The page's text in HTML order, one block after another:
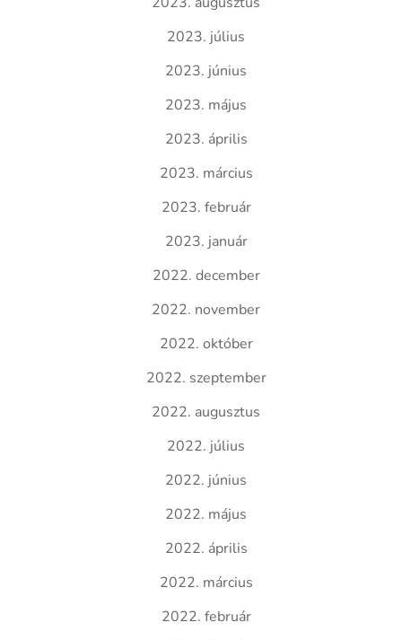
2023. július
2023. június
2023. május
2023. április
2023. március
2023. február
2023. január
2022. december
2022. november
2022. október
2022. szeptember
2022. augusztus
2022. július
2022. június
2022. május
2022. április
2022. március
2022. február